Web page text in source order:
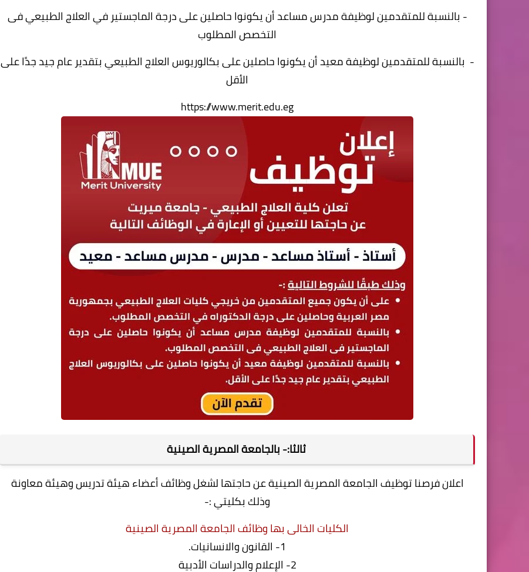
- بالنسبة للمتقدمين لوظيفة مدرس مساعد أن يكونوا حاصلين على درجة الماجستير في العلاج الطبيعي فى
التخصص المطلوب
- بالنسبة للمتقدمين لوظيفة معيد أن يكونوا حاصلين على بكالوريوس العلاج الطبيعي بتقدير عام جيد جدًا على
الأقل
https://www.merit.edu.eg
ثالثا:- بالجامعة المصرية الصينية
اعلان فرصنا توظيف الجامعة المصرية الصينية عن حاجتها لشغل وظائف أعضاء هيئة تدريس وهيئة معاونة
وذلك بكليتي :-
الكليات الخالى بها وظائف الجامعة المصرية الصينية
1- القانون والانسانيات.
2- الإعلام والدراسات الأدبية